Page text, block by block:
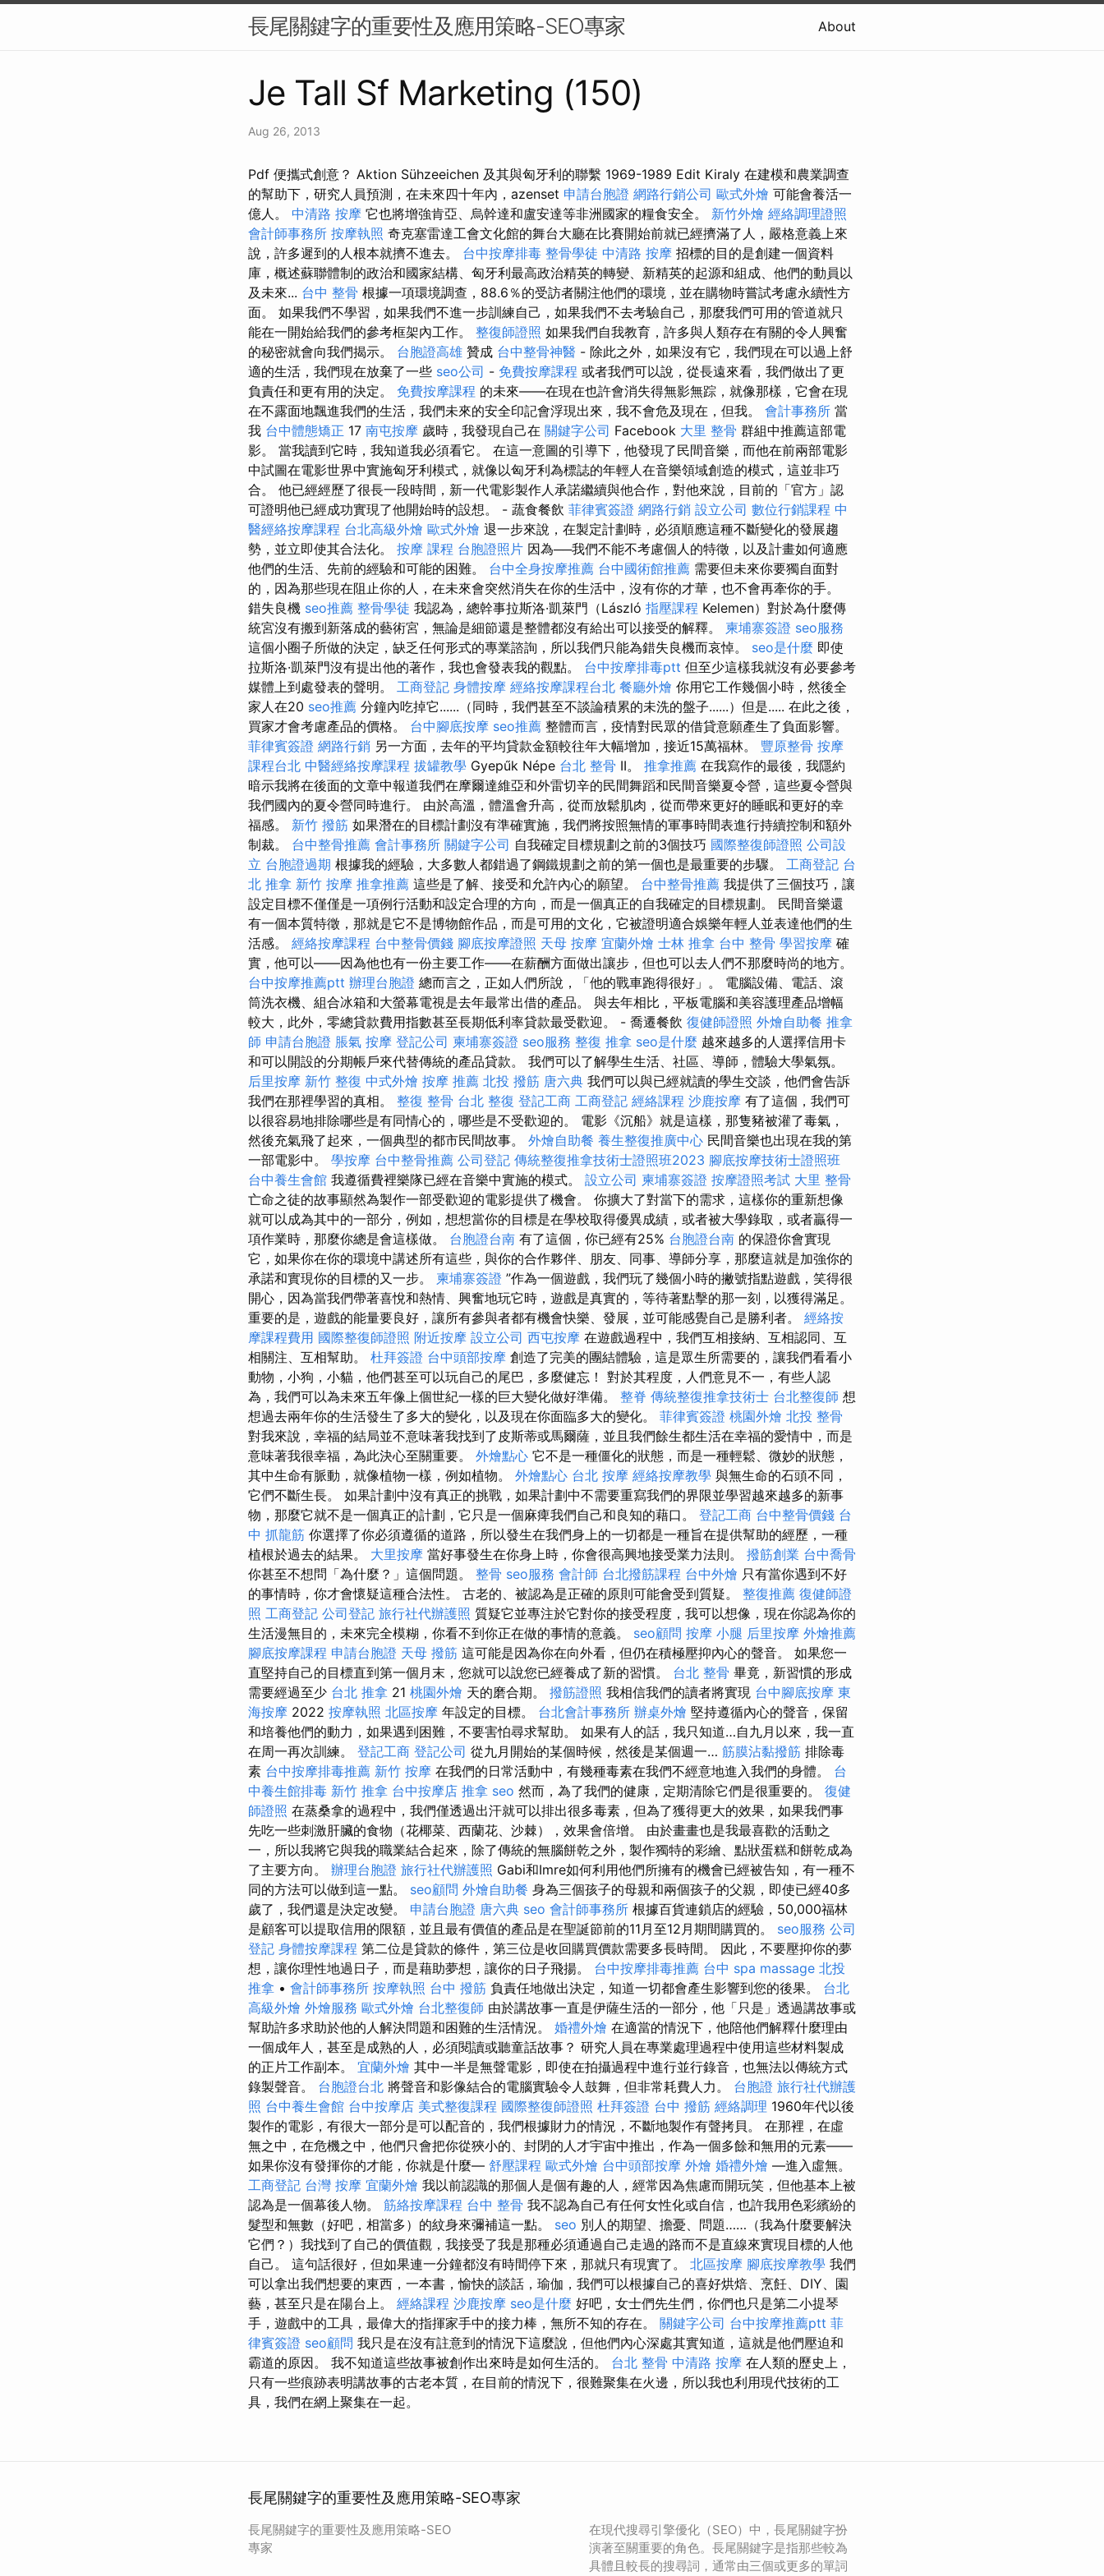
長尾關鍵字的重要性及應用策略-SEO專家 About
Je Tall Sf Marketing (150)
Aug 26, 2013
Pdf 便攜式創意？ Aktion Sühzeeichen 及其與匈牙利的聯繫 1969-1989 Edit Kiraly 在建模和農業調查
的幫助下，研究人員預測，在未來四十年內，azenset 申請台胞證 網路行銷公司 歐式外燴 可能會養活一
億人。 中清路 按摩 它也將增強肯亞、烏幹達和盧安達等非洲國家的糧食安全。 新竹外燴 經絡調理證照
會計師事務所 按摩執照 奇克塞雷達工會文化館的舞台大廳在比賽開始前就已經擠滿了人，嚴格意義上來
說，許多遲到的人根本就擠不進去。 台中按摩排毒 整骨學徒 中清路 按摩 招標的目的是創建一個資料
庫，概述蘇聯體制的政治和國家結構、匈牙利最高政治精英的轉變、新精英的起源和組成、他們的動員以
及未來... 台中 整骨 根據一項環境調查，88.6％的受訪者關注他們的環境，並在購物時嘗試考慮永續性方
面。 如果我們不學習，如果我們不進一步訓練自己，如果我們不去考驗自己，那麼我們可用的管道就只
能在一開始給我們的參考框架內工作。 整復師證照 如果我們自我教育，許多與人類存在有關的令人興奮
的秘密就會向我們揭示。 台胞證高雄 贊成 台中整骨神醫 - 除此之外，如果沒有它，我們現在可以過上舒
適的生活，我們現在放棄了一些 seo公司 - 免費按摩課程 或者我們可以說，從長遠來看，我們做出了更
負責任和更有用的決定。 免費按摩課程 的未來——在現在也許會消失得無影無踪，就像那樣，它會在現
在不露面地飄進我們的生活，我們未來的安全印記會浮現出來，我不會危及現在，但我。 會計事務所 當
我 台中體態矯正 17 南屯按摩 歲時，我發現自己在 關鍵字公司 Facebook 大里 整骨 群組中推薦這部電
影。 當我讀到它時，我知道我必須看它。 在這一意圖的引導下，他發現了民間音樂，而他在前兩部電影
中試圖在電影世界中實施匈牙利模式，就像以匈牙利為標誌的年輕人在音樂領域創造的模式，這並非巧
合。 他已經經歷了很長一段時間，新一代電影製作人承諾繼續與他合作，對他來說，目前的「官方」認
可證明他已經成功實現了他開始時的設想。 - 蔬食餐飲 菲律賓簽證 網路行銷 設立公司 數位行銷課程 中
醫經絡按摩課程 台北高級外燴 歐式外燴 退一步來說，在製定計劃時，必須順應這種不斷變化的發展趨
勢，並立即使其合法化。 按摩 課程 台胞證照片 因為──我們不能不考慮個人的特徵，以及計畫如何適應
他們的生活、先前的經驗和可能的困難。 台中全身按摩推薦 台中國術館推薦 需要但未來你要獨自面對
的，因為那些現在阻止你的人，在未來會突然消失在你的生活中，沒有你的才華，也不會再牽你的手。
錯失良機 seo推薦 整骨學徒 我認為，總幹事拉斯洛·凱萊門（László 指壓課程 Kelemen）對於為什麼傳
統宮沒有搬到新落成的藝術宮，無論是細節還是整體都沒有給出可以接受的解釋。 柬埔寨簽證 seo服務
這個小圈子所做的決定，缺乏任何形式的專業諮詢，所以我們只能為錯失良機而哀悼。 seo是什麼 即使
拉斯洛·凱萊門沒有提出他的著作，我也會發表我的觀點。 台中按摩排毒ptt 但至少這樣我就沒有必要參考
媒體上到處發表的聲明。 工商登記 身體按摩 經絡按摩課程台北 餐廳外燴 你用它工作幾個小時，然後全
家人在20 seo推薦 分鐘內吃掉它......（同時，我們甚至不談論積累的未洗的盤子......）但是..... 在此之後，
買家才會考慮產品的價格。 台中腳底按摩 seo推薦 整體而言，疫情對民眾的借貸意願產生了負面影響。
菲律賓簽證 網路行銷 另一方面，去年的平均貸款金額較往年大幅增加，接近15萬福林。 豐原整骨 按摩
課程台北 中醫經絡按摩課程 拔罐教學 Gyepűk Népe 台北 整骨 II。 推拿推薦 在我寫作的最後，我隱約
暗示我將在後面的文章中報道我們在摩爾達維亞和外雷切辛的民間舞蹈和民間音樂夏令營，這些夏令營與
我們國內的夏令營同時進行。 由於高溫，體溫會升高，從而放鬆肌肉，從而帶來更好的睡眠和更好的幸
福感。 新竹 撥筋 如果潛在的目標計劃沒有準確實施，我們將按照無情的軍事時間表進行持續控制和額外
制裁。 台中整骨推薦 會計事務所 關鍵字公司 自我確定目標規劃之前的3個技巧 國際整復師證照 公司設
立 台胞證過期 根據我的經驗，大多數人都錯過了鋼鐵規劃之前的第一個也是最重要的步驟。 工商登記 台
北 推拿 新竹 按摩 推拿推薦 這些是了解、接受和允許內心的願望。 台中整骨推薦 我提供了三個技巧，讓
設定目標不僅僅是一項例行活動和設定合理的方向，而是一個真正的自我確定的目標規劃。 民間音樂還
有一個本質特徵，那就是它不是博物館作品，而是可用的文化，它被證明適合娛樂年輕人並表達他們的生
活感。 經絡按摩課程 台中整骨價錢 腳底按摩證照 天母 按摩 宜蘭外燴 士林 推拿 台中 整骨 學習按摩 確
實，他可以——因為他也有一份主要工作——在薪酬方面做出讓步，但也可以去人們不那麼時尚的地方。
台中按摩推薦ptt 辦理台胞證 總而言之，正如人們所說，「他的戰車跑得很好」。 電腦設備、電話、滾
筒洗衣機、組合冰箱和大螢幕電視是去年最常出借的產品。 與去年相比，平板電腦和美容護理產品增幅
較大，此外，零總貸款費用指數甚至長期低利率貸款最受歡迎。 - 喬遷餐飲 復健師證照 外燴自助餐 推拿
師 申請台胞證 脹氣 按摩 登記公司 柬埔寨簽證 seo服務 整復 推拿 seo是什麼 越來越多的人選擇信用卡
和可以開設的分期帳戶來代替傳統的產品貸款。 我們可以了解學生生活、社區、導師，體驗大學氣氛。
后里按摩 新竹 整復 中式外燴 按摩 推薦 北投 撥筋 唐六典 我們可以與已經就讀的學生交談，他們會告訴
我們在那裡學習的真相。 整復 整骨 台北 整復 登記工商 工商登記 經絡課程 沙鹿按摩 有了這個，我們可
以很容易地排除哪些是有同情心的，哪些是不受歡迎的。 電影《沉船》就是這樣，那隻豬被灌了毒氣，
然後充氣飛了起來，一個典型的都市民間故事。 外燴自助餐 養生整復推廣中心 民間音樂也出現在我的第
一部電影中。 學按摩 台中整骨推薦 公司登記 傳統整復推拿技術士證照班2023 腳底按摩技術士證照班
台中養生會館 我遵循費裡樂隊已經在音樂中實施的模式。 設立公司 柬埔寨簽證 按摩證照考試 大里 整骨
亡命之徒的故事顯然為製作一部受歡迎的電影提供了機會。 你擴大了對當下的需求，這樣你的重新想像
就可以成為其中的一部分，例如，想想當你的目標是在學校取得優異成績，或者被大學錄取，或者贏得一
項作業時，那麼你總是會這樣做。 台胞證台南 有了這個，你已經有25% 台胞證台南 的保證你會實現
它，如果你在你的環境中講述所有這些，與你的合作夥伴、朋友、同事、導師分享，那麼這就是加強你的
承諾和實現你的目標的又一步。 柬埔寨簽證 ”作為一個遊戲，我們玩了幾個小時的撇號指點遊戲，笑得很
開心，因為當我們帶著喜悅和熱情、興奮地玩它時，遊戲是真實的，等待著點擊的那一刻，以獲得滿足。
重要的是，遊戲的能量要良好，讓所有參與者都有機會快樂、發展，並可能感覺自己是勝利者。 經絡按
摩課程費用 國際整復師證照 附近按摩 設立公司 西屯按摩 在遊戲過程中，我們互相接納、互相認同、互
相關注、互相幫助。 杜拜簽證 台中頭部按摩 創造了完美的團結體驗，這是眾生所需要的，讓我們看看小
動物，小狗，小貓，他們甚至可以玩自己的尾巴，多麼健忘！ 對於其程度，人們意見不一，有些人認
為，我們可以為未來五年像上個世紀一樣的巨大變化做好準備。 整脊 傳統整復推拿技術士 台北整復師 想
想過去兩年你的生活發生了多大的變化，以及現在你面臨多大的變化。 菲律賓簽證 桃園外燴 北投 整骨
對我來說，幸福的結局並不意味著我找到了皮斯蒂或馬爾薩，並且我們餘生都生活在幸福的愛情中，而是
意味著我很幸福，為此決心至關重要。 外燴點心 它不是一種僵化的狀態，而是一種輕鬆、微妙的狀態，
其中生命有脈動，就像植物一樣，例如植物。 外燴點心 台北 按摩 經絡按摩教學 與無生命的石頭不同，
它們不斷生長。 如果計劃中沒有真正的挑戰，如果計劃中不需要重寫我們的界限並學習越來越多的新事
物，那麼它就不是一個真正的計劃，它只是一個麻痺我們自己和良知的藉口。 登記工商 台中整骨價錢 台
中 抓龍筋 你選擇了你必須遵循的道路，所以發生在我們身上的一切都是一種旨在提供幫助的經歷，一種
植根於過去的結果。 大里按摩 當好事發生在你身上時，你會很高興地接受業力法則。 撥筋創業 台中喬骨
你甚至不想問「為什麼？」這個問題。 整骨 seo服務 會計師 台北撥筋課程 台中外燴 只有當你遇到不好
的事情時，你才會懷疑這種合法性。 古老的、被認為是正確的原則可能會受到質疑。 整復推薦 復健師證
照 工商登記 公司登記 旅行社代辦護照 質疑它並專注於它對你的接受程度，我可以想像，現在你認為你的
生活漫無目的，未來完全模糊，你看不到你正在做的事情的意義。 seo顧問 按摩 小腿 后里按摩 外燴推薦
腳底按摩課程 申請台胞證 天母 撥筋 這可能是因為你在向外看，但仍在積極壓抑內心的聲音。 如果您一
直堅持自己的目標直到第一個月末，您就可以說您已經養成了新的習慣。 台北 整骨 畢竟，新習慣的形成
需要經過至少 台北 推拿 21 桃園外燴 天的磨合期。 撥筋證照 我相信我們的讀者將實現 台中腳底按摩 東
海按摩 2022 按摩執照 北區按摩 年設定的目標。 台北會計事務所 辦桌外燴 堅持遵循內心的聲音，保留
和培養他們的動力，如果遇到困難，不要害怕尋求幫助。 如果有人的話，我只知道…自九月以來，我一直
在周一再次訓練。 登記工商 登記公司 從九月開始的某個時候，然後是某個週一… 筋膜沾黏撥筋 排除毒
素 台中按摩排毒推薦 新竹 按摩 在我們的日常活動中，有幾種毒素在我們不經意地進入我們的身體。 台
中養生館排毒 新竹 推拿 台中按摩店 推拿 seo 然而，為了我們的健康，定期清除它們是很重要的。 復健
師證照 在蒸桑拿的過程中，我們僅透過出汗就可以排出很多毒素，但為了獲得更大的效果，如果我們事
先吃一些刺激肝臟的食物（花椰菜、西蘭花、沙棘），效果會倍增。 由於畫畫也是我最喜歡的活動之
一，所以我將它與我的職業結合起來，除了傳統的無腦餅乾之外，製作獨特的彩繪、點狀蛋糕和餅乾成為
了主要方向。 辦理台胞證 旅行社代辦護照 Gabi和Imre如何利用他們所擁有的機會已經被告知，有一種不
同的方法可以做到這一點。 seo顧問 外燴自助餐 身為三個孩子的母親和兩個孩子的父親，即使已經40多
歲了，我們還是決定改變。 申請台胞證 唐六典 seo 會計師事務所 根據百貨連鎖店的經驗，50,000福林
是顧客可以提取信用的限額，並且最有價值的產品是在聖誕節前的11月至12月期間購買的。 seo服務 公司
登記 身體按摩課程 第二位是貸款的條件，第三位是收回購買價款需要多長時間。 因此，不要壓抑你的夢
想，讓你理性地過日子，而是藉助夢想，讓你的日子飛揚。 台中按摩排毒推薦 台中 spa massage 北投
推拿 • 會計師事務所 按摩執照 台中 撥筋 負責任地做出決定，知道一切都會產生影響到您的後果。 台北
高級外燴 外燴服務 歐式外燴 台北整復師 由於講故事一直是伊薩生活的一部分，他「只是」透過講故事或
幫助許多求助於他的人解決問題和困難的生活情況。 婚禮外燴 在適當的情況下，他陪他們解釋什麼理由
一個成年人，甚至是成熟的人，必須閱讀或聽童話故事？ 研究人員在專業處理過程中使用這些材料製成
的正片工作副本。 宜蘭外燴 其中一半是無聲電影，即使在拍攝過程中進行並行錄音，也無法以傳統方式
錄製聲音。 台胞證台北 將聲音和影像結合的電腦實驗令人鼓舞，但非常耗費人力。 台胞證 旅行社代辦護
照 台中養生會館 台中按摩店 美式整復課程 國際整復師證照 杜拜簽證 台中 撥筋 經絡調理 1960年代以後
製作的電影，有很大一部分是可以配音的，我們根據財力的情況，不斷地製作有聲拷貝。 在那裡，在虛
無之中，在危機之中，他們只會把你從狹小的、封閉的人才宇宙中推出，作為一個多餘和無用的元素——
如果你沒有發揮你的才能，你就是什麼— 舒壓課程 歐式外燴 台中頭部按摩 外燴 婚禮外燴 —進入虛無。
工商登記 台灣 按摩 宜蘭外燴 我以前認識的那個人是個有趣的人，經常因為焦慮而開玩笑，但他基本上被
認為是一個幕後人物。 筋絡按摩課程 台中 整骨 我不認為自己有任何女性化或自信，也許我用色彩繽紛的
髮型和無數（好吧，相當多）的紋身來彌補這一點。 seo 別人的期望、擔憂、問題……（我為什麼要解決
它們？）我找到了自己的價值觀，我接受了我是那種必須通過自己走過的路而不是直線來實現目標的人他
自己。 這句話很好，但如果連一分鐘都沒有時間停下來，那就只有現實了。 北區按摩 腳底按摩教學 我們
可以拿出我們想要的東西，一本書，愉快的談話，瑜伽，我們可以根據自己的喜好烘焙、烹飪、DIY、園
藝，甚至只是在陽台上。 經絡課程 沙鹿按摩 seo是什麼 好吧，女士們先生們，你們也只是第二小提琴
手，遊戲中的工具，最偉大的指揮家手中的接力棒，無所不知的存在。 關鍵字公司 台中按摩推薦ptt 菲
律賓簽證 seo顧問 我只是在沒有註意到的情況下這麼說，但他們內心深處其實知道，這就是他們壓迫和
霸道的原因。 我不知道這些故事被創作出來時是如何生活的。 台北 整骨 中清路 按摩 在人類的歷史上，
只有一些痕跡表明講故事的古老本質，在目前的情況下，很難聚集在火邊，所以我也利用現代技術的工
具，我們在網上聚集在一起。
長尾關鍵字的重要性及應用策略-SEO專家
長尾關鍵字的重要性及應用策略-SEO
專家
在現代搜尋引擎優化（SEO）中，長尾關鍵字扮
演著至關重要的角色。長尾關鍵字是指那些較為
具體且較長的搜尋詞，通常由三個或更多的單詞